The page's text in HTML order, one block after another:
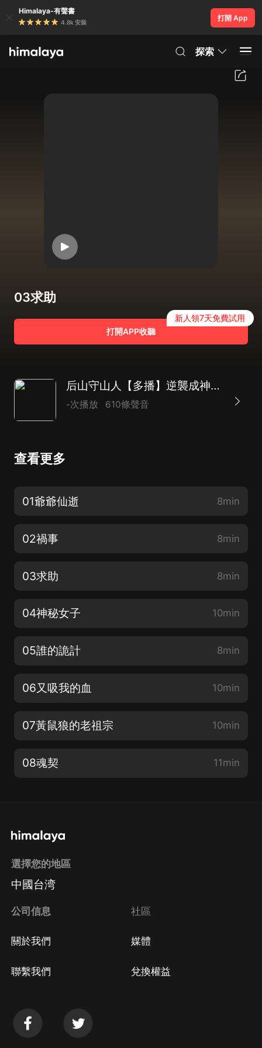
Himalaya-有聲書
4.8k 安裝
打開 App
探索
03求助
打開APP收聽
新人領7天免費試用
后山守山人【多播】逆襲成神之路
-次播放 610條聲音
查看更多
01爺爺仙逝 8min
02禍事 8min
03求助 8min
04神秘女子 10min
05誰的詭計 8min
06又吸我的血 10min
07黃鼠狼的老祖宗 10min
08魂契 11min
選擇您的地區
中國台湾
公司信息
關於我們
聯繫我們
社區
媒體
兌換權益